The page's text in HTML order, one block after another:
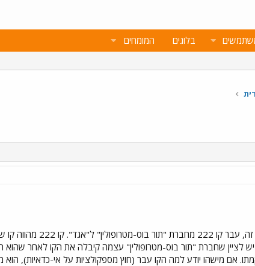
בלוגים המומחים
החל מהראשון
לציין שחברת "תור בוס-מטרופולין" עצמה קיבלה את הקו לאחר
אם מישהו יודע למה הקו עבר (חוץ מספקולציות על אי-כדאיות), הוא